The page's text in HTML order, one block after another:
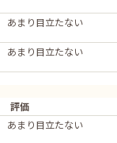
あまり目立たない
あまり目立たない
評価
あまり目立たない